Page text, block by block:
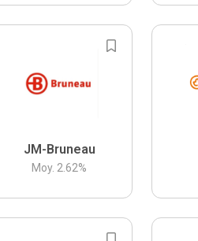
JM-Bruneau
Moy. 2.62%